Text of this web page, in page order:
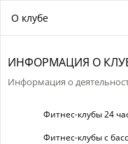
О клубе
ИНФОРМАЦИЯ О
Информация о
Фитнес-клубы 24
Фитнес-клубы с